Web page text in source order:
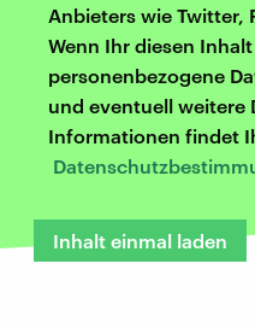
Anbieters wie Twitter,
Wenn Ihr diesen
personenbezogene
und eventuell weitere
Informationen findet
Inhalt einmal laden